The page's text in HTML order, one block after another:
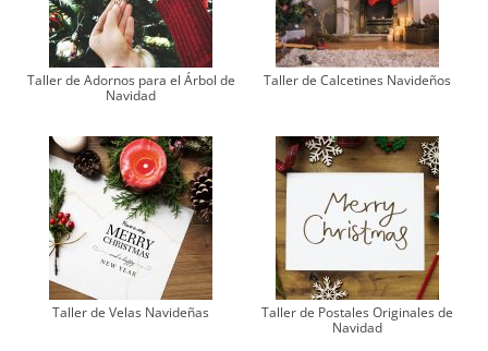
Taller de Adornos para el Árbol de
Navidad
Taller de Calcetines Navideños
Taller de Velas Navideñas
Taller de Postales Originales de
Navidad